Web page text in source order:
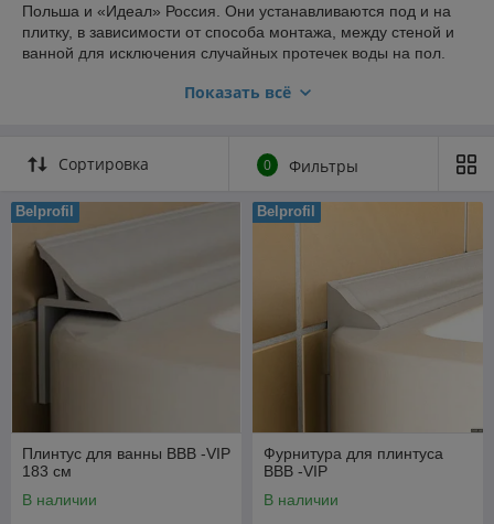
Польша и «Идеал» Россия. Они устанавливаются под и на
плитку, в зависимости от способа монтажа, между стеной и
ванной для исключения случайных протечек воды на пол.
краями ванны и умывальника, поддона и стены, которые
Показать всё
Сортировка 0 Фильтры
Belprofil
Плинтус для ванны BBB -VIP
183 см
В наличии
Belprofil
Фурнитура для плинтуса
BBB -VIP
В наличии